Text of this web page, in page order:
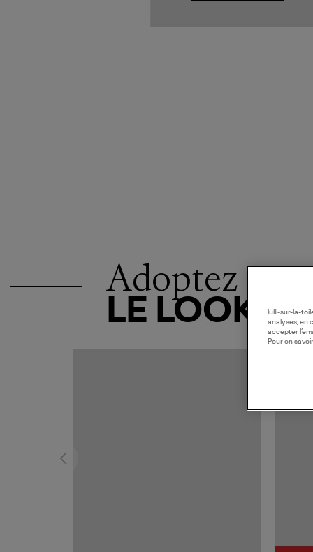
Adoptez
LE LOOK
lulli-sur-la-
analyses, en
accepter
Pour en